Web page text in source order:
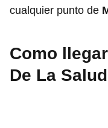
cualquier punto de
Como
De La Salud